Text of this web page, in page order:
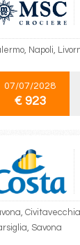
Napoli,
07/07/2028
€ 923
Savona